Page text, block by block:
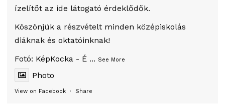
ízelítőt az ide látogató érdeklődők.
Köszönjük a részvételt minden középiskolás
diáknak és oktatóinknak!
Fotó: KépKocka - É ... See More
Photo
View on Facebook · Share